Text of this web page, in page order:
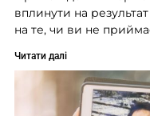
вплинути на
на те, чи ви не
Читати далі